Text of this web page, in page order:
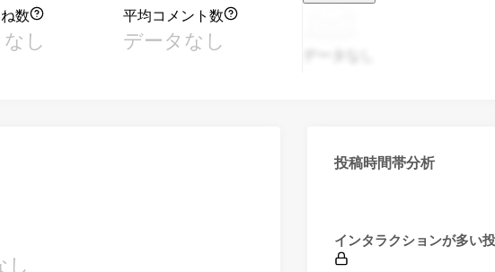
数
し
平均コメント数
データなし
し
投稿時間帯分析
インタラクションが多い